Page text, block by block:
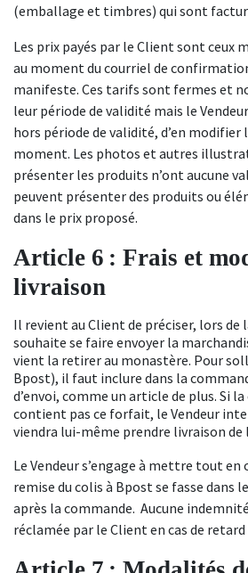
(emballage et timbres) qui sont
Les prix payés par le Client sont ceux
au moment du courriel de
manifeste. Ces tarifs sont fermes et
leur période de validité mais le
hors période de validité, d’en modifier
moment. Les photos et autres
présenter les produits n’ont aucune
peuvent présenter des produits ou
dans le prix proposé.
Article 6 : Frais et
livraison
Il revient au Client de préciser, lors de
souhaite se faire envoyer la
vient la retirer au monastère. Pour
Bpost), il faut inclure dans la
d’envoi, comme un article de plus. Si
contient pas ce forfait, le Vendeur
viendra lui-même prendre livraison de
Le Vendeurs’engage à mettre tout en
remise du colis à Bpost se fasse dans
après la commande. Aucune
réclamée par le Client en cas de